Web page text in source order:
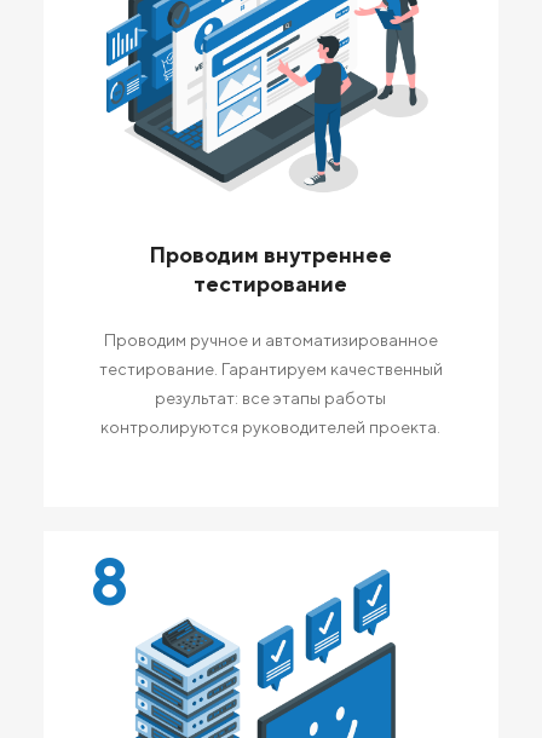
Проводим внутреннее
тестирование
Проводим ручное и автоматизированное
тестирование. Гарантируем качественный
результат: все этапы работы
контролируются руководителей проекта.
8